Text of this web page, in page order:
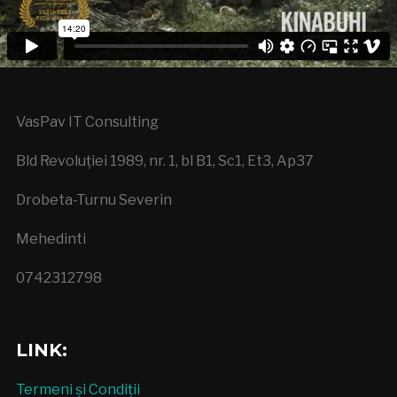
VasPav IT Consulting
Bld Revoluției 1989, nr. 1, bl B1, Sc1, Et3, Ap37
Drobeta-Turnu Severin
Mehedinti
0742312798
LINK:
Termeni și Condiții